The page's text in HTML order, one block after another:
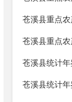
苍溪县重点
苍溪县重点
苍溪县统计
苍溪县统计